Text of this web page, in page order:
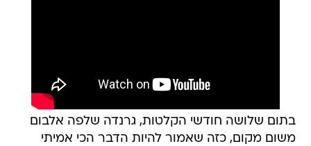
בתום שלושה חודשי הקלטות, גרנדה שלפה אלבום
משום מקום, כזה שאמור להיות הדבר הכי אמיתי